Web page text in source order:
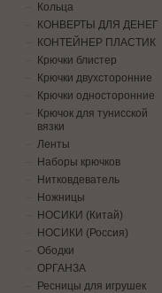
Кольца
КОНВЕРТЫ ДЛЯ ДЕНЕГ
КОНТЕЙНЕР ПЛАСТИК
Крючки блистер
Крючки двухсторонние
Крючки односторонние
Крючок для тунисской
вязки
Ленты
Наборы крючков
Нитковдеватель
Ножницы
НОСИКИ (Китай)
НОСИКИ (Россия)
Ободки
ОРГАНЗА
Ресницы для игрушек